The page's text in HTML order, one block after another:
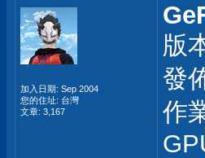
加入日期: Sep 2004
您的住址: 台灣
文章: 3,167
版
發
作